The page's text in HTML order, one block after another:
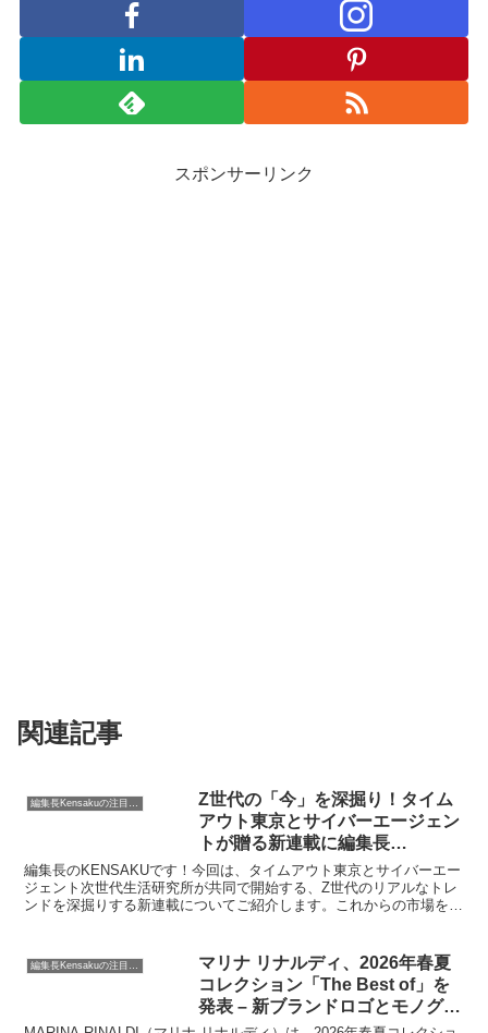
スポンサーリンク
関連記事
Z世代の「今」を深掘り！タイム
アウト東京とサイバーエージェン
トが贈る新連載に編集長
KENSAKUも注目です
編集長のKENSAKUです！今回は、タイムアウト東京とサイバーエー
ジェント次世代生活研究所が共同で開始する、Z世代のリアルなトレ
ンドを深掘りする新連載についてご紹介します。これからの市場を牽
なるでしょう。ぜひ最後までお付き合いください。
マリナ リナルディ、2026年春夏
コレクション「The Best of」を
発表 – 新ブランドロゴとモノグラ
ムもデビュー